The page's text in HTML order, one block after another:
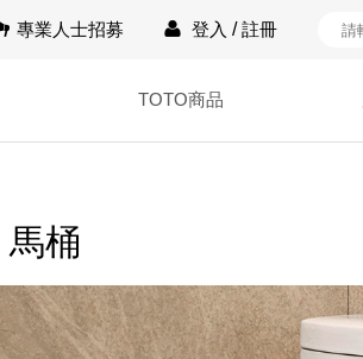
專業人士招募 登入 /註冊
TOTO商品
馬桶